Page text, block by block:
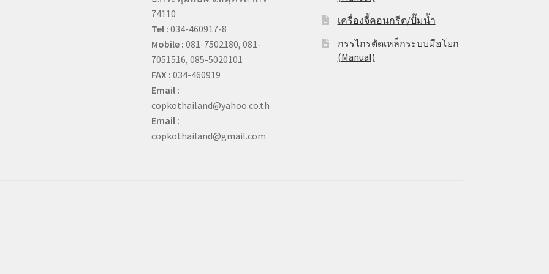
74110
Tel : 034-460917-8
Mobile : 081-7502180, 081-
7051516, 085-5020101
FAX : 034-460919
Email :
copkothailand@yahoo.co.th
Email :
copkothailand@gmail.com
เครื่องจี้คอนกรีต/ปั๊มน้ำ
กรรไกรตัดเหล็กระบบมือโยก
(Manual)